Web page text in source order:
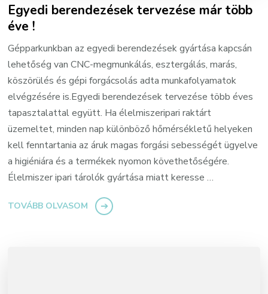
Egyedi berendezések tervezése már több
éve !
Gépparkunkban az egyedi berendezések gyártása kapcsán
lehetőség van CNC-megmunkálás, esztergálás, marás,
köszörülés és gépi forgácsolás adta munkafolyamatok
elvégzésére is.Egyedi berendezések tervezése több éves
tapasztalattal együtt. Ha élelmiszeripari raktárt
üzemeltet, minden nap különböző hőmérsékletű helyeken
kell fenntartania az áruk magas forgási sebességét ügyelve
a higiéniára és a termékek nyomon követhetőségére.
Élelmiszer ipari tárolók gyártása miatt keresse …
TOVÁBB OLVASOM